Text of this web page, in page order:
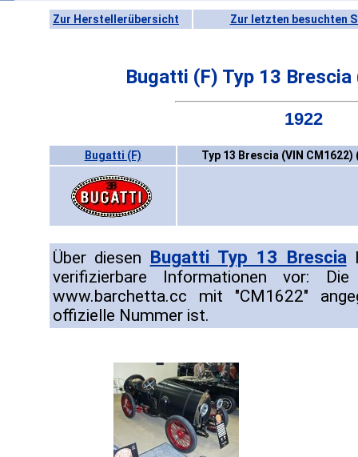
Zur Herstellerübersicht Zur letzten besuchten
Bugatti (F) Typ 13
1922
Bugatti (F) Typ 13 Brescia (VIN CM1622)
Über diesen Bugatti Typ 13 Brescia
verifizierbare Informationen vor:
www.barchetta.cc mit "CM1622"
offizielle Nummer ist.